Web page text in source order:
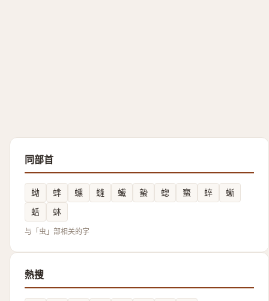
同部首
蚴 蝆 䗼 䗦 蠘 蟄 䗓 䗕 蜶
螹
蛞
蚞
与「虫」部相关的字
熱搜